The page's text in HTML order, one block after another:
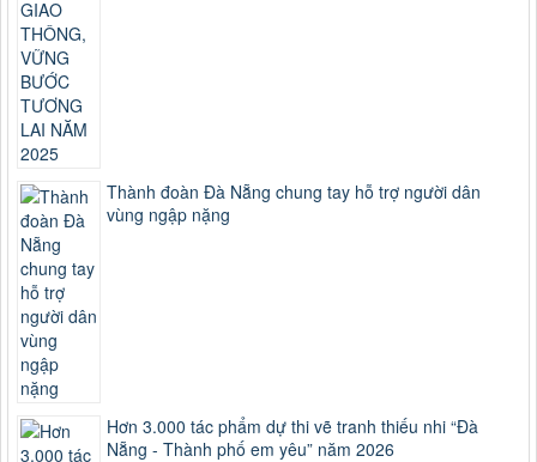
Thành đoàn Đà Nẵng chung tay hỗ trợ người dân
vùng ngập nặng
Hơn 3.000 tác phẩm dự thi vẽ tranh thiếu nhi “Đà
Nẵng - Thành phố em yêu” năm 2026